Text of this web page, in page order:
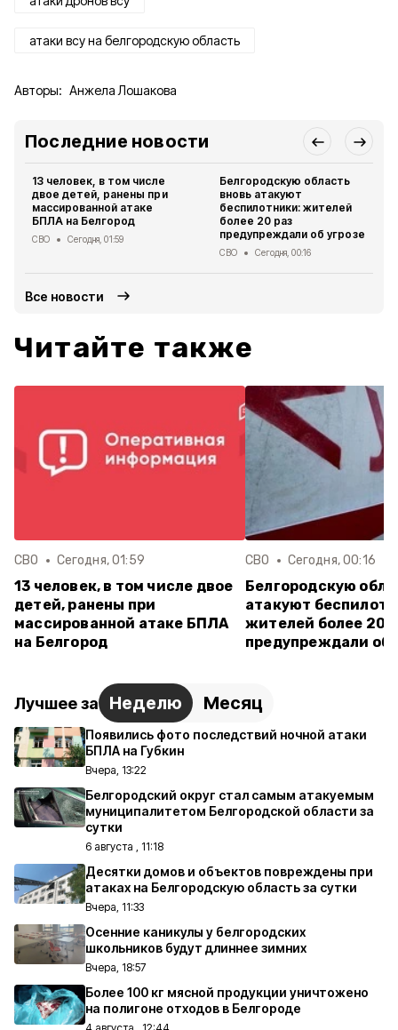
атаки всу на белгородскую область
Авторы: Анжела Лошакова
Последние новости
13 человек, в том числе
двое детей, ранены при
массированной атаке
БПЛА на Белгород
СВО Сегодня, 01:59
Белгородскую область
вновь атакуют
беспилотники: жителей
более 20 раз
предупреждали об угрозе
СВО Сегодня, 00:16
Все новости
Читайте также
СВО Сегодня, 01:59
13 человек, в том числе двое
детей, ранены при
массированной атаке БПЛА
на Белгород
СВО Сегодня, 00:16
Белгородскую
атакуют
жителей более 20
предупреждали об
Лучшее за Неделю Месяц
Появились фото последствий ночной атаки
БПЛА на Губкин
Вчера, 13:22
Белгородский округ стал самым атакуемым
муниципалитетом Белгородской области за
сутки
6 августа , 11:18
Десятки домов и объектов повреждены при
атаках на Белгородскую область за сутки
Вчера, 11:33
Осенние каникулы у белгородских
школьников будут длиннее зимних
Вчера, 18:57
Более 100 кг мясной продукции уничтожено
на полигоне отходов в Белгороде